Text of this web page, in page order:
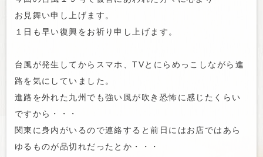
お見舞い申し上げます。
１日も早い復興をお祈り申し上げます。
台風が発生してからスマホ、TVとにらめっこしながら進
路を気にしていました。
進路を外れた九州でも強い風が吹き恐怖に感じたくらい
ですから・・・
関東に身内がいるので連絡すると前日にはお店ではあら
ゆるものが品切れだったとか・・・